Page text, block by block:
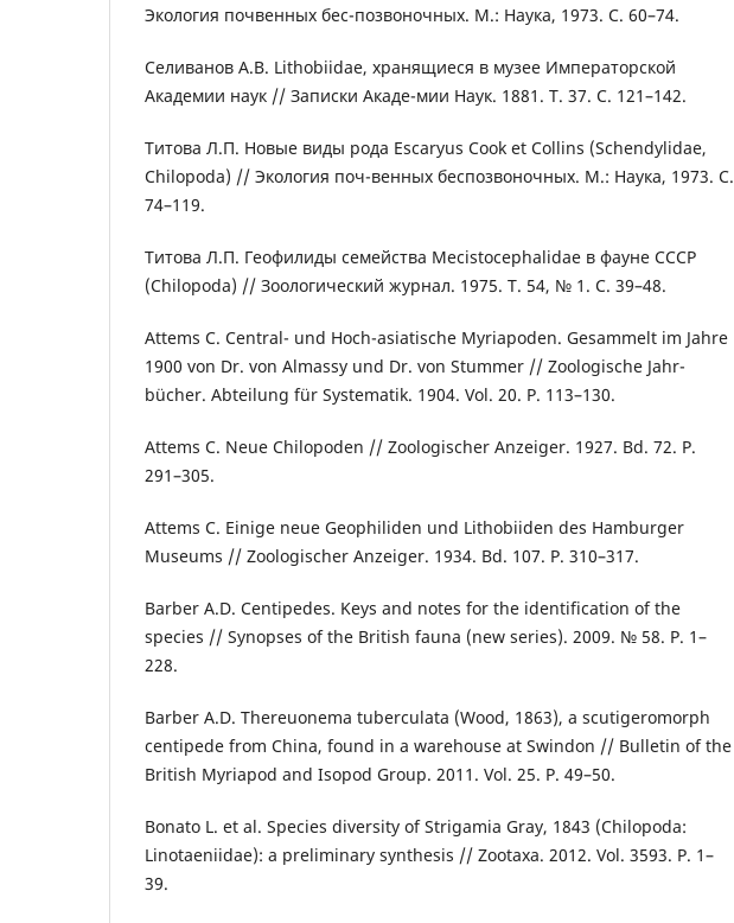
Экология почвенных бес-позвоночных. М.: Наука, 1973. С. 60–74.
Селиванов А.В. Lithobiidae, хранящиеся в музее Императорской
Академии наук // Записки Акаде-мии Наук. 1881. Т. 37. С. 121–142.
Титова Л.П. Новые виды рода Escaryus Cook et Collins (Schendylidae,
Chilopoda) // Экология поч-венных беспозвоночных. М.: Наука, 1973. С.
74–119.
Титова Л.П. Геофилиды семейства Mecistocephalidae в фауне СССР
(Chilopoda) // Зоологический журнал. 1975. Т. 54, № 1. С. 39–48.
Attems C. Central- und Hoch-asiatische Myriapoden. Gesammelt im Jahre
1900 von Dr. von Almassy und Dr. von Stummer // Zoologische Jahr-
bücher. Abteilung für Systematik. 1904. Vol. 20. P. 113–130.
Attems C. Neue Chilopoden // Zoologischer Anzeiger. 1927. Bd. 72. P.
291–305.
Attems C. Einige neue Geophiliden und Lithobiiden des Hamburger
Museums // Zoologischer Anzeiger. 1934. Bd. 107. P. 310–317.
Barber A.D. Centipedes. Keys and notes for the identification of the
species // Synopses of the British fauna (new series). 2009. № 58. P. 1–
228.
Barber A.D. Thereuonema tuberculata (Wood, 1863), a scutigeromorph
centipede from China, found in a warehouse at Swindon // Bulletin of the
British Myriapod and Isopod Group. 2011. Vol. 25. P. 49–50.
Bonato L. et al. Species diversity of Strigamia Gray, 1843 (Chilopoda:
Linotaeniidae): a preliminary synthesis // Zootaxa. 2012. Vol. 3593. P. 1–
39.